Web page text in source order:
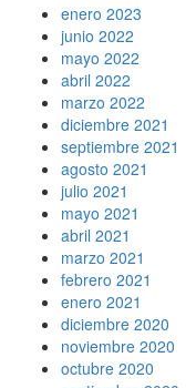
enero 2023
junio 2022
mayo 2022
abril 2022
marzo 2022
diciembre 2021
septiembre 2021
agosto 2021
julio 2021
mayo 2021
abril 2021
marzo 2021
febrero 2021
enero 2021
diciembre 2020
noviembre 2020
octubre 2020